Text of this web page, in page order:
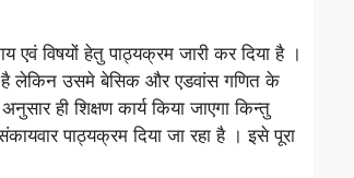
विषयों हेतु पाठ्यक्रम जारी कर दिया है ।
है लेकिन उसमे बेसिक और एडवांस गणित के
ही शिक्षण कार्य किया जाएगा किन्तु
पाठ्यक्रम दिया जा रहा है । इसे पूरा